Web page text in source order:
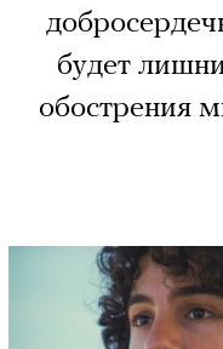
будет
обострения